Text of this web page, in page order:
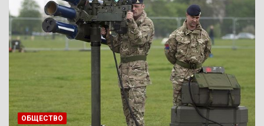
ОБЩЕСТВО